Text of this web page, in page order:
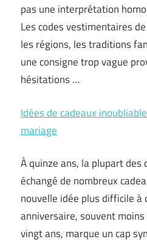
pas une interprétation
Les codes vestimentaires
les régions, les traditions
une consigne trop vague
hésitations …
Idées de cadeaux
mariage
À quinze ans, la plupart des
échangé de nombreux
nouvelle idée plus difficile à
anniversaire, souvent
vingt ans, marque un cap